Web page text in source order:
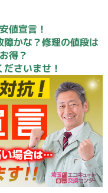
値宣言！
かな？修理の値段は
得？
さいませ！